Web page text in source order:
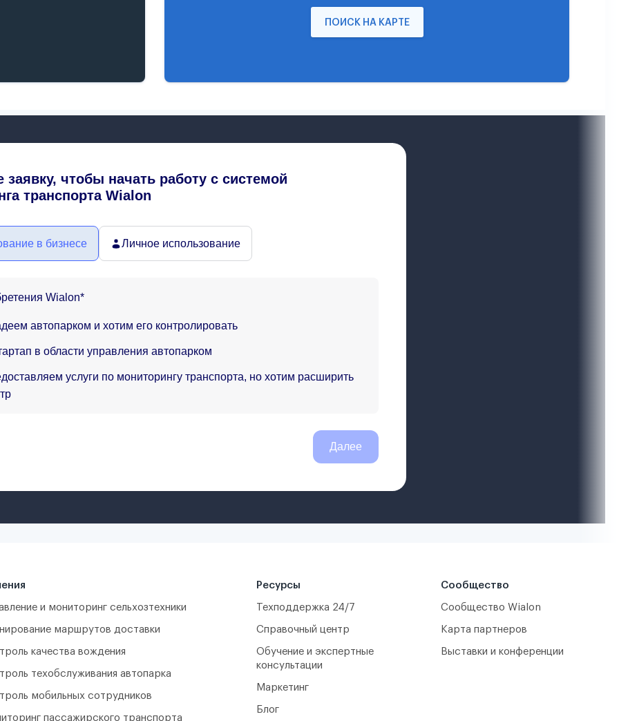
ПОИСК НА КАРТЕ
и мониторинг сельхозтехники
маршрутов доставки
качества вождения
техобслуживания автопарка
мобильных сотрудников
пассажирского транспорта
Ресурсы
Техподдержка 24/7
Справочный центр
Обучение и экспертные
консультации
Маркетинг
Блог
Сообщество
Сообщество Wialon
Карта партнеров
Выставки и конференции